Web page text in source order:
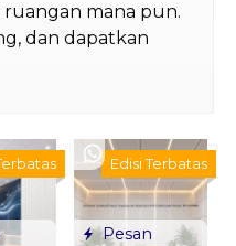
mana pun.
dan dapatkan
Pesan
Edisi Terbatas